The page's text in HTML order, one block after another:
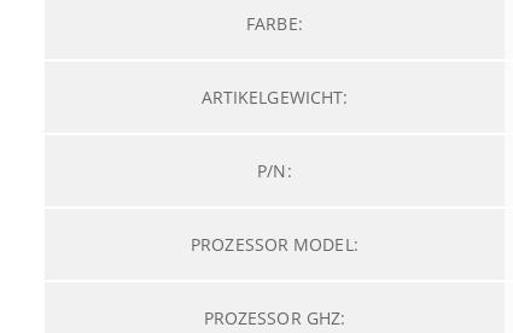
FARBE:
ARTIKELGEWICHT:
P/N:
PROZESSOR MODEL:
PROZESSOR GHZ: